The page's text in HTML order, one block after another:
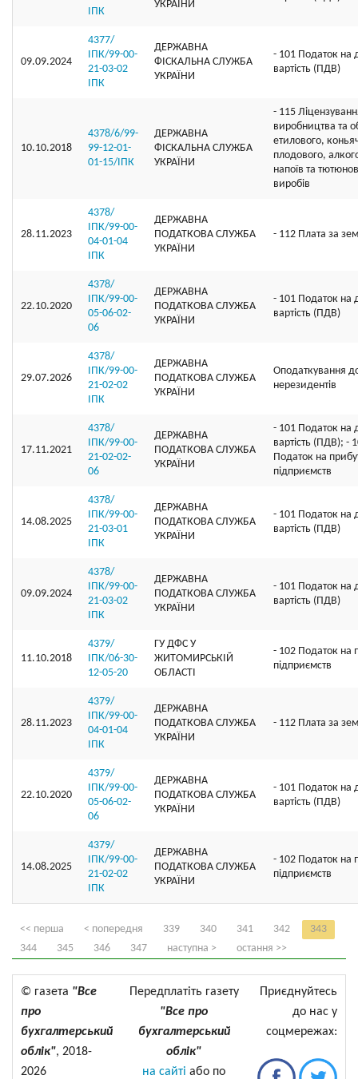
ІПК
УКРАЇНИ
09.09.2024
4377/
ІПК/99-00-
21-03-02
ІПК
ДЕРЖАВНА
ФІСКАЛЬНА СЛУЖБА
УКРАЇНИ
- 101 Податок на
вартість (ПДВ)
10.10.2018
4378/6/99-
99-12-01-
01-15/ІПК
ДЕРЖАВНА
ФІСКАЛЬНА СЛУЖБА
УКРАЇНИ
- 115
виробництва та
етилового,
плодового,
напоїв та
виробів
28.11.2023
4378/
ІПК/99-00-
04-01-04
ІПК
ДЕРЖАВНА
ПОДАТКОВА СЛУЖБА
УКРАЇНИ
- 112 Плата за
22.10.2020
4378/
ІПК/99-00-
05-06-02-
06
ДЕРЖАВНА
ПОДАТКОВА СЛУЖБА
УКРАЇНИ
- 101 Податок на
вартість (ПДВ)
29.07.2026
4378/
ІПК/99-00-
21-02-02
ІПК
ДЕРЖАВНА
ПОДАТКОВА СЛУЖБА
УКРАЇНИ
Оподаткування
нерезидентів
17.11.2021
4378/
ІПК/99-00-
21-02-02-
06
ДЕРЖАВНА
ПОДАТКОВА СЛУЖБА
УКРАЇНИ
- 101 Податок на
вартість (ПДВ); -
Податок на
підприємств
14.08.2025
4378/
ІПК/99-00-
21-03-01
ІПК
ДЕРЖАВНА
ПОДАТКОВА СЛУЖБА
УКРАЇНИ
- 101 Податок на
вартість (ПДВ)
09.09.2024
4378/
ІПК/99-00-
21-03-02
ІПК
ДЕРЖАВНА
ПОДАТКОВА СЛУЖБА
УКРАЇНИ
- 101 Податок на
вартість (ПДВ)
11.10.2018
4379/
ІПК/06-30-
12-05-20
ГУ ДФС У
ЖИТОМИРСЬКIЙ
ОБЛАСТI
- 102 Податок на
підприємств
28.11.2023
4379/
ІПК/99-00-
04-01-04
ІПК
ДЕРЖАВНА
ПОДАТКОВА СЛУЖБА
УКРАЇНИ
- 112 Плата за
22.10.2020
4379/
ІПК/99-00-
05-06-02-
06
ДЕРЖАВНА
ПОДАТКОВА СЛУЖБА
УКРАЇНИ
- 101 Податок на
вартість (ПДВ)
14.08.2025
4379/
ІПК/99-00-
21-02-02
ІПК
ДЕРЖАВНА
ПОДАТКОВА СЛУЖБА
УКРАЇНИ
- 102 Податок на
підприємств
<< перша < попередня 339 340 341 342
343
344
345 346 347 наступна > остання >>
© газета "Все
про
бухгалтерський
облік", 2018-
2026
Передплатіть газету
"Все про
бухгалтерський
облік"
на сайті або по
Приєднуйтесь
до нас у
соцмережах: